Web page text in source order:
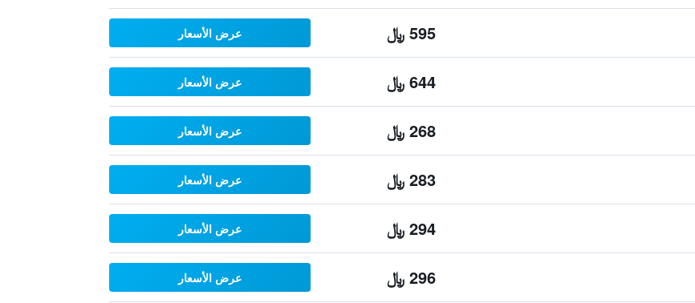
595 ﷼ عرض الأسعار
644 ﷼ عرض الأسعار
268 ﷼ عرض الأسعار
283 ﷼ عرض الأسعار
294 ﷼ عرض الأسعار
296 ﷼ عرض الأسعار